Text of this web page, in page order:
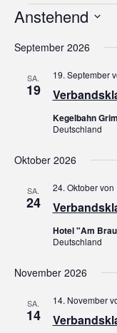
Veranstaltungen
Anstehend
wählen.
September 2026
SA.
19
19. September
Kegelbahn
Deutschland
Oktober 2026
SA.
24
24. Oktober von
Hotel "Am
Deutschland
November 2026
SA.
14
14. November